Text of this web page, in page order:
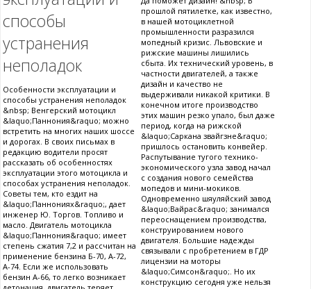
способы
устранения
неполадок
Особенности эксплуатации и
способы устранения неполадок
&nbsp; Венгерский мотоцикл
&laquo;Паннония&raquo; можно
встретить на многих наших шоссе
и дорогах. В своих письмах в
редакцию водители просят
рассказать об особенностях
эксплуатации этого мотоцикла и
способах устранения неполадок.
Советы тем, кто ездит на
&laquo;Паннониях&raquo;, дает
инженер Ю. Торгов. Топливо и
масло. Двигатель мотоцикла
&laquo;Паннония&raquo; имеет
степень сжатия 7,2 и рассчитан на
применение бензина Б-70, А-72,
А-74. Если же использовать
бензин А-66, то легко возникает
прошлой пятилетке, как известно,
в нашей мотоциклетной
промышленности разразился
мопедный кризис. Львовские и
рижские машины лишились
сбыта. Их технический уровень, в
частности двигателей, а также
дизайн и качество не
выдерживали никакой критики. В
конечном итоге производство
этих машин резко упало, был даже
период, когда на рижской
&laquo;Саркана звайгзне&raquo;
пришлось остановить конвейер.
Распутывание тугого технико-
экономического узла завод начал
с создания нового семейства
мопедов и мини-мокиков.
Одновременно шяуляйский завод
&laquo;Вайрас&raquo; занимался
переоснащением производства,
конструированием нового
двигателя. Большие надежды
связывали с пробретением в ГДР
лицензии на моторы
&laquo;Симсон&raquo;. Но их
конструкцию сегодня уже нельзя